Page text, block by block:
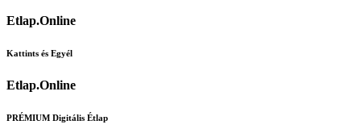
Etlap.Online
Kattints és Egyél
Etlap.Online
PRÉMIUM Digitális Étlap